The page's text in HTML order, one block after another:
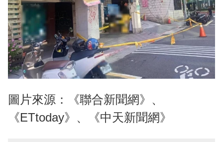
圖片來源：《聯合新聞網》、
《ETtoday》、《中天新聞網》